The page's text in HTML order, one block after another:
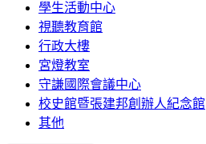
學生活動中心
視聽教育館
行政大樓
宮燈教室
守謙國際會議中心
校史館暨張建邦創辦人紀念館
其他